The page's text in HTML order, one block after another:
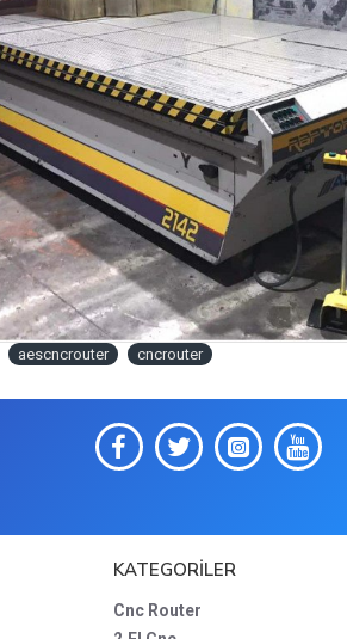
aescncrouter cncrouter
KATEGORİLER
Cnc Router